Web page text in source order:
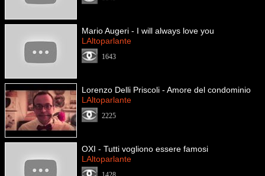
Mario Augeri - I will always love you
LAltoparlante
1643
Lorenzo Delli Priscoli - Amore del condominio
LAltoparlante
2225
OXI - Tutti vogliono essere famosi
LAltoparlante